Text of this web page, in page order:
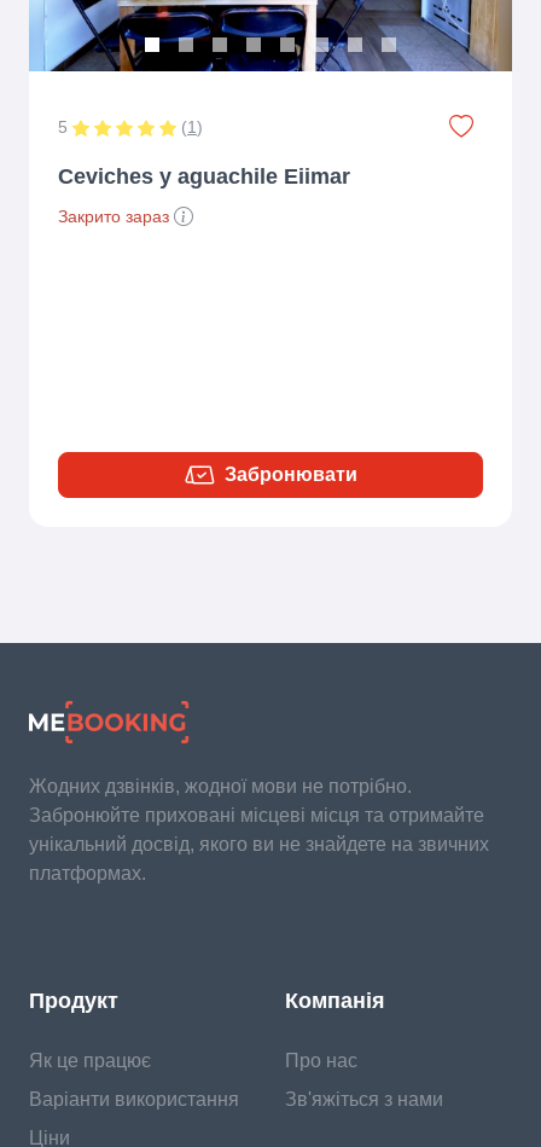
5 (1)
Ceviches y aguachile Eiimar
Закрито зараз
Забронювати
Жодних дзвінків, жодної мови не потрібно.
Забронюйте приховані місцеві місця та отримайте
унікальний досвід, якого ви не знайдете на звичних
платформах.
Продукт
Як це працює
Варіанти використання
Ціни
Компанія
Про нас
Зв'яжіться з нами